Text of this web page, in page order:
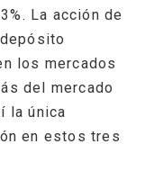
La acción de
los mercados
del mercado
la única
en estos tres